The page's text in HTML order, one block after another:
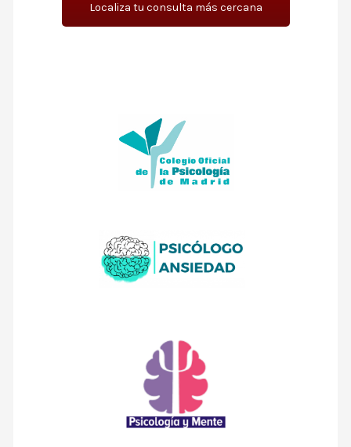
Localiza tu consulta más cercana